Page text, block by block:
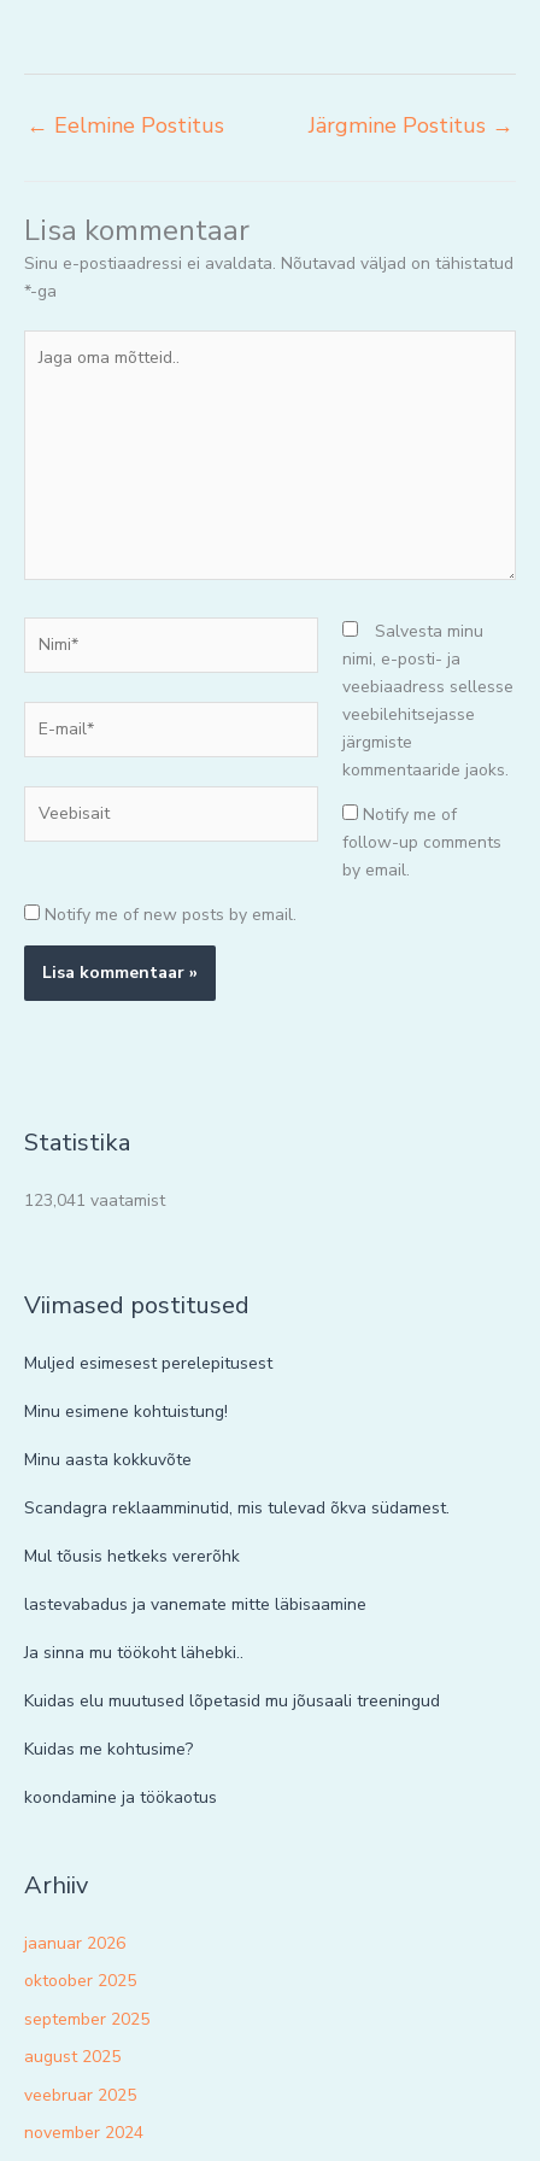
← Eelmine Postitus Järgmine Postitus →
Lisa kommentaar
Sinu e-postiaadressi ei avaldata. Nõutavad väljad on tähistatud
*-ga
oma
mail*
Salvesta minu
nimi, e-posti- ja
veebiaadress sellesse
veebilehitsejasse
järgmiste
kommentaaride jaoks.
Notify me of
follow-up comments
by email.
Notify me of new posts by email.
Statistika
123,041 vaatamist
Viimased postitused
Muljed esimesest perelepitusest
Minu esimene kohtuistung!
Minu aasta kokkuvõte
Scandagra reklaamminutid, mis tulevad õkva südamest.
Mul tõusis hetkeks vererõhk
lastevabadus ja vanemate mitte läbisaamine
Ja sinna mu töökoht lähebki..
Kuidas elu muutused lõpetasid mu jõusaali treeningud
Kuidas me kohtusime?
koondamine ja töökaotus
Arhiiv
jaanuar 2026
oktoober 2025
september 2025
august 2025
veebruar 2025
november 2024